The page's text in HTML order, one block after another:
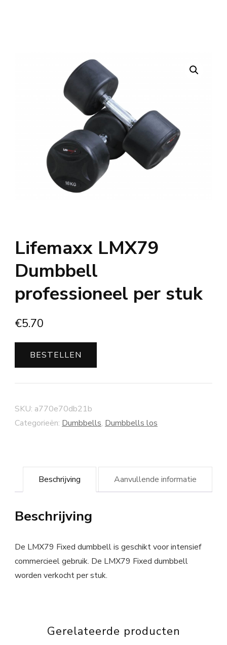
Lifemaxx LMX79
Dumbbell
professioneel per stuk
€5.70
BESTELLEN
SKU: a770e70db21b
Categorieën: Dumbbells, Dumbbells los
Beschrijving Aanvullende informatie
Beschrijving
De LMX79 Fixed dumbbell is geschikt voor intensief
commercieel gebruik. De LMX79 Fixed dumbbell
worden verkocht per stuk.
Gerelateerde producten